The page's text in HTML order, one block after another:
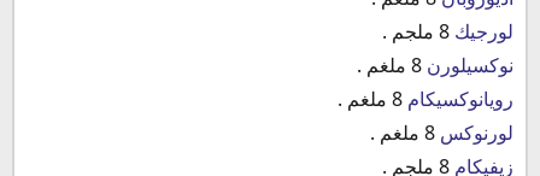
لورجيك
نوكسيلورن
رويانوكسيكام
لورنوكس
زيفيكام